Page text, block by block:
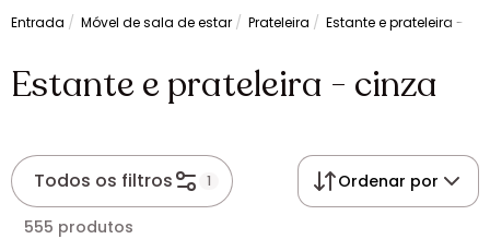
Entrada Móvel de sala de estar Prateleira Estante e prateleira -
Estante e prateleira - cinza
Todos os filtros 1 Ordenar por
555 produtos